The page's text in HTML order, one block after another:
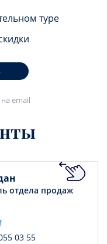
туре
email
отдела продаж
03 55